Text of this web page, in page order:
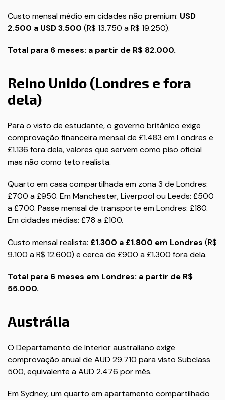
Custo mensal médio em cidades não premium: USD
2.500 a USD 3.500 (R$ 13.750 a R$ 19.250).
Total para 6 meses: a partir de R$ 82.000.
Reino Unido (Londres e fora
dela)
Para o visto de estudante, o governo britânico exige
comprovação financeira mensal de £1.483 em Londres e
£1.136 fora dela, valores que servem como piso oficial
mas não como teto realista.
Quarto em casa compartilhada em zona 3 de Londres:
£700 a £950. Em Manchester, Liverpool ou Leeds: £500
a £700. Passe mensal de transporte em Londres: £180.
Em cidades médias: £78 a £100.
Custo mensal realista: £1.300 a £1.800 em Londres (R$
9.100 a R$ 12.600) e cerca de £900 a £1.300 fora dela.
Total para 6 meses em Londres: a partir de R$
55.000.
Austrália
O Departamento de Interior australiano exige
comprovação anual de AUD 29.710 para visto Subclass
500, equivalente a AUD 2.476 por mês.
Em Sydney, um quarto em apartamento compartilhado